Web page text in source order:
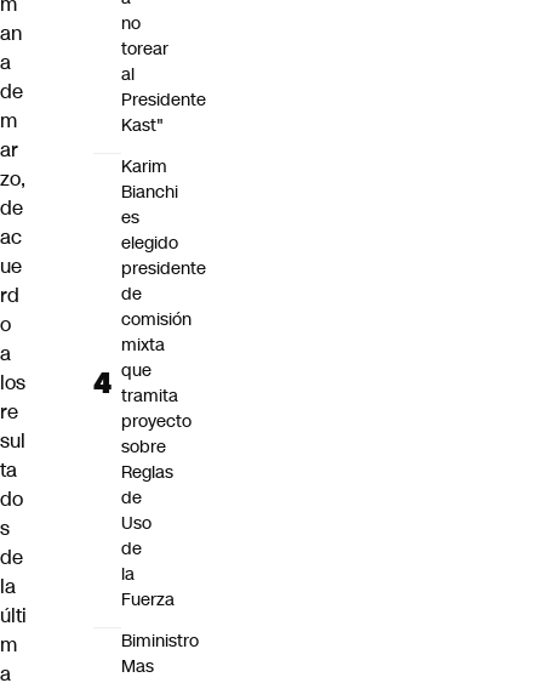
an
a
de
m
ar
zo,
de
ac
ue
rd
o
a
los
re
sul
ta
do
s
de
la
últi
m
a
no
torear
al
Presidente
Kast"
Karim
Bianchi
es
elegido
presidente
de
comisión
mixta
que
tramita
proyecto
sobre
Reglas
de
Uso
de
la
Fuerza
Biministro
Mas